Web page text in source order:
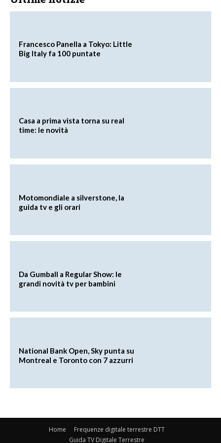
Francesco Panella a Tokyo: Little
Big Italy fa 100 puntate
Casa a prima vista torna su real
time: le novità
Motomondiale a silverstone, la
guida tv e gli orari
Da Gumball a Regular Show: le
grandi novità tv per bambini
National Bank Open, Sky punta su
Montreal e Toronto con 7 azzurri
Home
Frequenze digitale terrestre DTT
Guida TV Digitale Terrestre